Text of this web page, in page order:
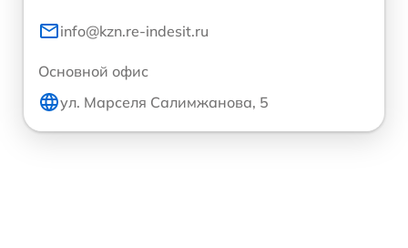
info@kzn.re-indesit.ru
Основной офис
ул. Марселя Салимжанова, 5